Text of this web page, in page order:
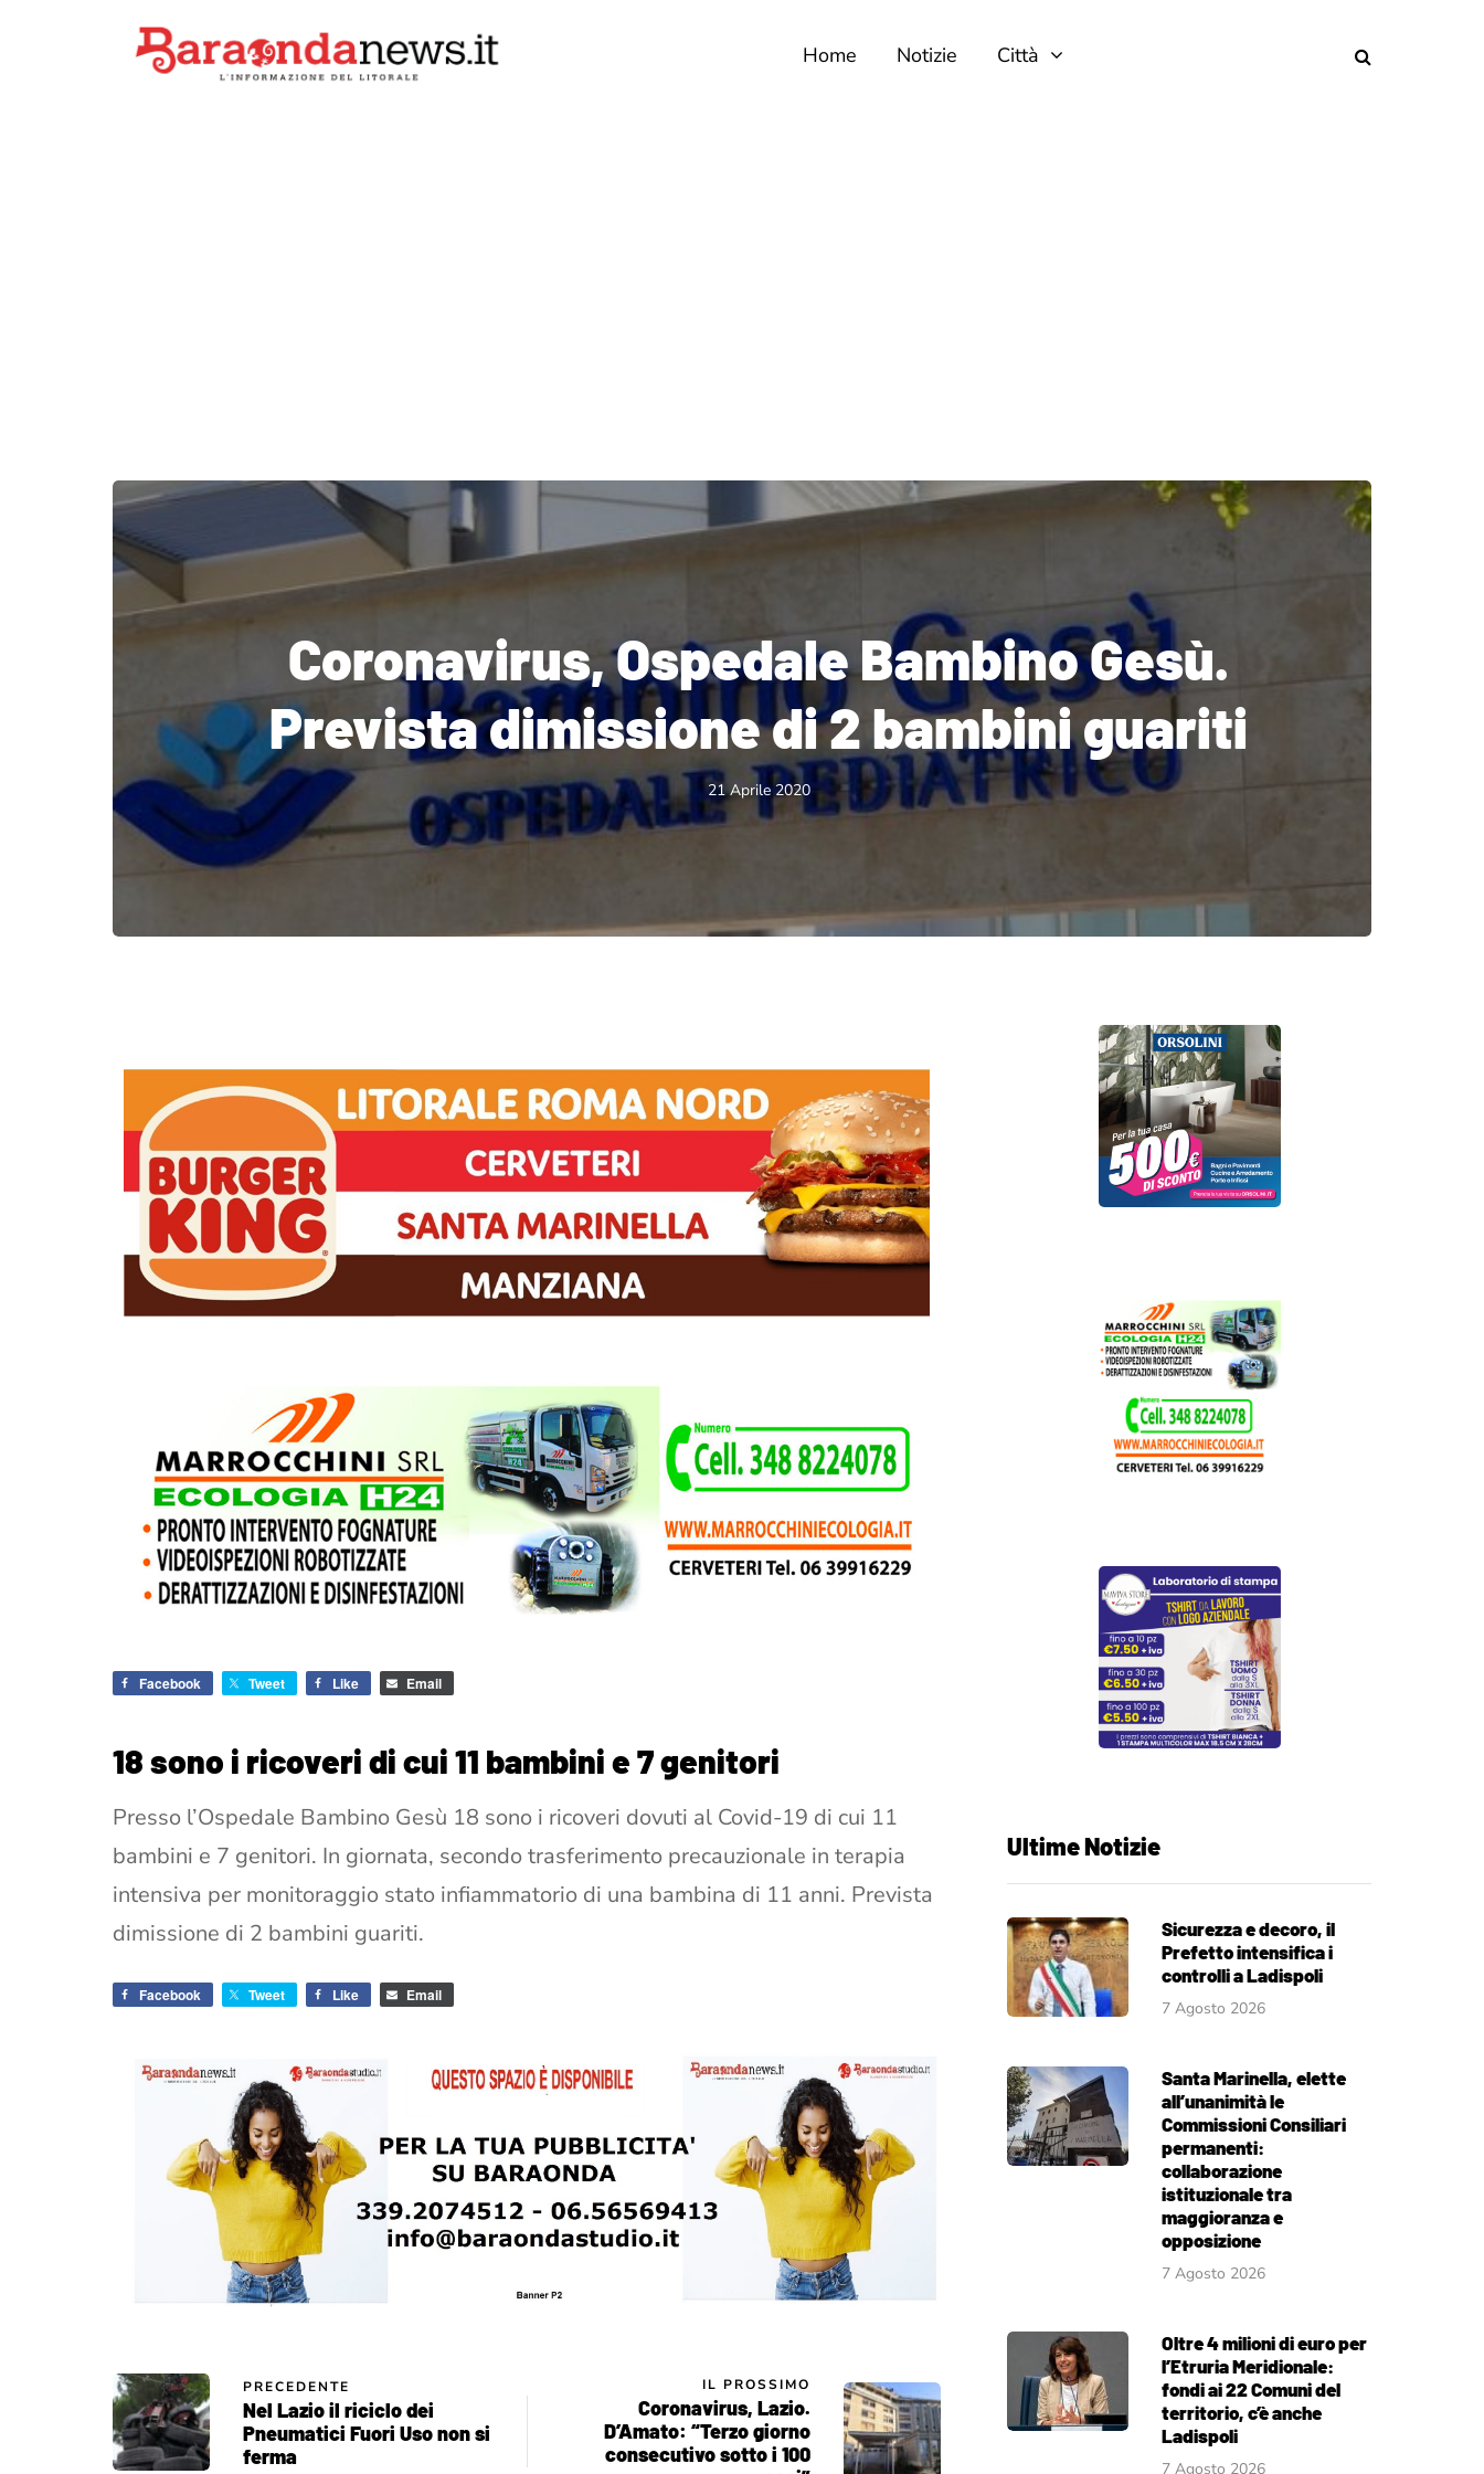
Home Notizie Città
Coronavirus, Ospedale Bambino Gesù.
Prevista dimissione di 2 bambini guariti
21 Aprile 2020
Facebook Tweet Like Email
18 sono i ricoveri di cui 11 bambini e 7 genitori
Presso l’Ospedale Bambino Gesù 18 sono i ricoveri dovuti al Covid-19 di cui 11
bambini e 7 genitori. In giornata, secondo trasferimento precauzionale in terapia
intensiva per monitoraggio stato infiammatorio di una bambina di 11 anni. Prevista
dimissione di 2 bambini guariti.
Facebook Tweet Like Email
PRECEDENTE
Nel Lazio il riciclo dei
Pneumatici Fuori Uso non si
ferma
IL PROSSIMO
Coronavirus, Lazio.
D’Amato: “Terzo giorno
consecutivo sotto i 100
Ultime Notizie
Sicurezza e decoro, il
Prefetto intensifica i
controlli a Ladispoli
7 Agosto 2026
Santa Marinella, elette
all’unanimità le
Commissioni Consiliari
permanenti:
collaborazione
istituzionale tra
maggioranza e
opposizione
7 Agosto 2026
Oltre 4 milioni di euro per
l’Etruria Meridionale:
fondi ai 22 Comuni del
territorio, c’è anche
Ladispoli
7 Agosto 2026